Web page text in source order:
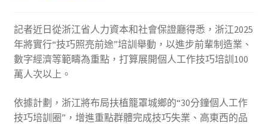
記者近日從浙江省人力資本和社會保證廳得悉，浙江2025
年將實行“技巧照亮前途”培訓舉動，以進步前輩制造業、
數字經濟等範疇為重點，打算展開個人工作技巧培訓100
萬人次以上。
依據計劃，浙江將布局扶植籠罩城鄉的“30分鐘個人工作
技巧培訓圈”，增進重點群體完成技巧失業、高東西的品